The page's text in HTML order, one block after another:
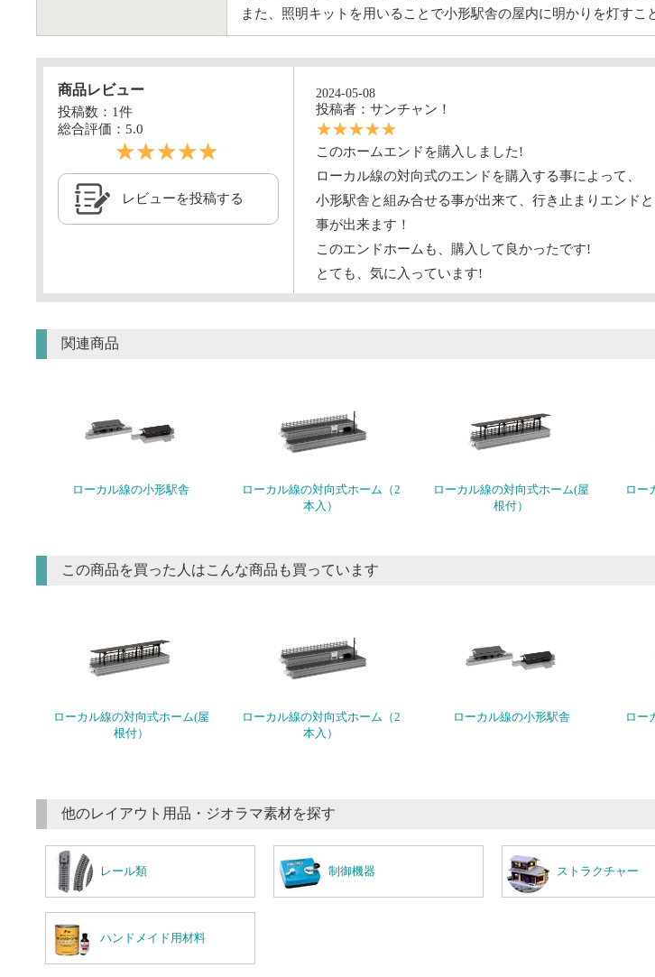
また、照明キットを用いることで小形駅舎の屋内に明かりを灯すこ
商品レビュー
投稿数：1件
総合評価： 5.0
☆☆☆☆☆
レビューを投稿する
2024-05-08
投稿者：サンチャン！
☆☆☆☆☆
このホームエンドを購入しました!
ローカル線の対向式のエンドを購入する事によって、
小形駅舎と組み合せる事が出来て、行き止まりエンド
事が出来ます！
このエンドホームも、購入して良かったです!
とても、気に入っています!
関連商品
ローカル線の小形駅舎
ローカル線の対向式ホーム（2
本入）
ローカル線の対向式ホーム(屋
根付）
ロー
この商品を買った人はこんな商品も買っています
ローカル線の対向式ホーム(屋
根付）
ローカル線の対向式ホーム（2
本入）
ローカル線の小形駅舎
ロー
他のレイアウト用品・ジオラマ素材を探す
レール類 制御機器 ストラクチャー
ハンドメイド用材料